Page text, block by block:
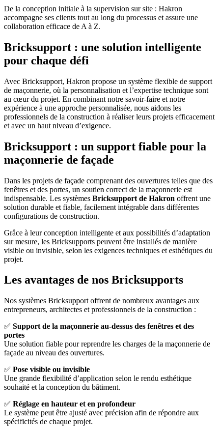
De la conception initiale à la supervision sur site : Hakron
accompagne ses clients tout au long du processus et assure une
collaboration efficace de A à Z.
Bricksupport : une solution intelligente
pour chaque défi
Avec Bricksupport, Hakron propose un système flexible de support
de maçonnerie, où la personnalisation et l’expertise technique sont
au cœur du projet. En combinant notre savoir-faire et notre
expérience à une approche personnalisée, nous aidons les
professionnels de la construction à réaliser leurs projets efficacement
et avec un haut niveau d’exigence.
Bricksupport : un support fiable pour la
maçonnerie de façade
Dans les projets de façade comprenant des ouvertures telles que des
fenêtres et des portes, un soutien correct de la maçonnerie est
indispensable. Les systèmes Bricksupport de Hakron offrent une
solution durable et fiable, facilement intégrable dans différentes
configurations de construction.
Grâce à leur conception intelligente et aux possibilités d’adaptation
sur mesure, les Bricksupports peuvent être installés de manière
visible ou invisible, selon les exigences techniques et esthétiques du
projet.
Les avantages de nos Bricksupports
Nos systèmes Bricksupport offrent de nombreux avantages aux
entrepreneurs, architectes et professionnels de la construction :
✅ Support de la maçonnerie au-dessus des fenêtres et des
portes
Une solution fiable pour reprendre les charges de la maçonnerie de
façade au niveau des ouvertures.
✅ Pose visible ou invisible
Une grande flexibilité d’application selon le rendu esthétique
souhaité et la conception du bâtiment.
✅ Réglage en hauteur et en profondeur
Le système peut être ajusté avec précision afin de répondre aux
spécificités de chaque projet.